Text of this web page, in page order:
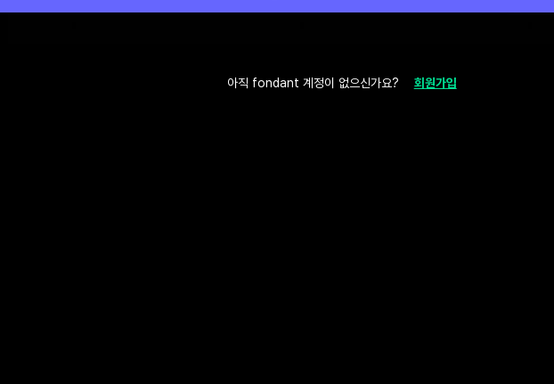
아직 fondant 계정이 없으신가요? 회원가입